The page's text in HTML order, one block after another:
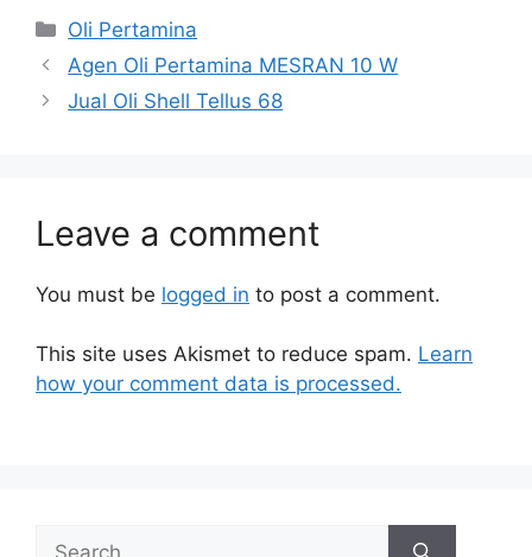
Oli Pertamina
Agen Oli Pertamina MESRAN 10 W
Jual Oli Shell Tellus 68
Leave a comment
You must be logged in to post a comment.
This site uses Akismet to reduce spam. Learn
how your comment data is processed.